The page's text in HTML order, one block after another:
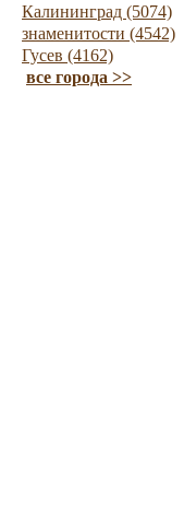
Калининград (5074)
знаменитости (4542)
Гусев (4162)
все города >>